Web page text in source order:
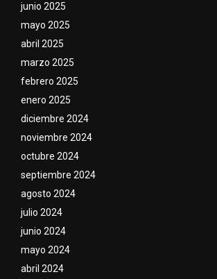
junio 2025
mayo 2025
abril 2025
marzo 2025
febrero 2025
enero 2025
diciembre 2024
noviembre 2024
octubre 2024
septiembre 2024
agosto 2024
julio 2024
junio 2024
mayo 2024
abril 2024